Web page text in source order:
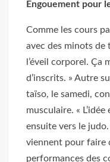
Engouement pour
Comme les cours
avec des minots de
l’éveil corporel. Ça
d’inscrits. » Autre
taïso, le samedi,
musculaire. «
ensuite vers le
viennent pour faire
performances des